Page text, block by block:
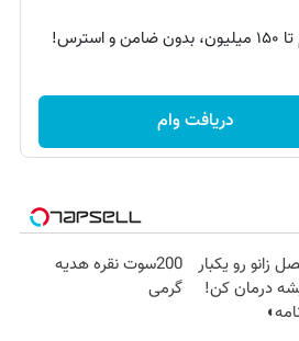
استرس!
دریافت وام
زانو رو یکبار
درمان کن!
200سوت نقره هدیه
گرمی